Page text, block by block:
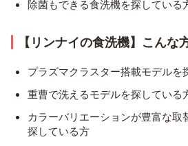
除菌もできる食洗機を探している
【リンナイの食洗機】こんな
プラズマクラスター搭載モデルを
重曹で洗えるモデルを探している
カラーバリエーションが豊富な取
探している方